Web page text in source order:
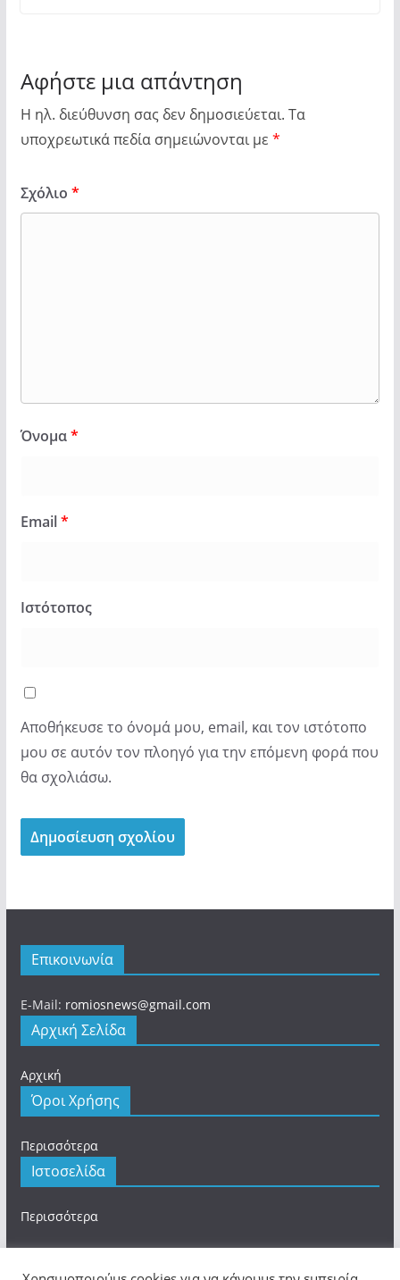
Αφήστε μια απάντηση
Η ηλ. διεύθυνση σας δεν δημοσιεύεται. Τα
υποχρεωτικά πεδία σημειώνονται με *
Σχόλιο *
Όνομα*
Email*
Ιστότοπος
Αποθήκευσε το όνομά μου, email, και τον ιστότοπο
μου σε αυτόν τον πλοηγό για την επόμενη φορά που
θα σχολιάσω.
Επικοινωνία
E-Mail: romiosnews@gmail.com
Αρχική Σελίδα
Αρχική
Όροι Χρήσης
Περισσότερα
Ιστοσελίδα
Περισσότερα